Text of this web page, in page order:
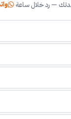
مجموعة من
فهذه
هذا التخصص مع
رغبتك:
الشخص من
التي قد تكون
— رد خلال ساعة